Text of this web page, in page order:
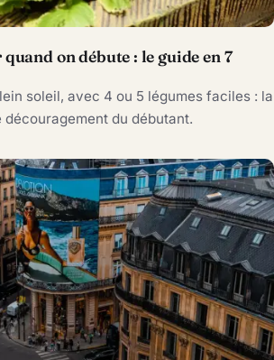
on débute : le guide en 7
soleil, avec 4 ou 5 légumes faciles : la
du débutant.